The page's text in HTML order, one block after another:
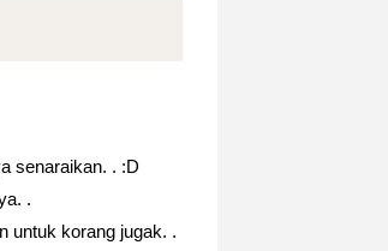
senaraikan. . :D
.
untuk korang jugak. .